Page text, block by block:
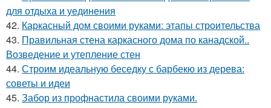
для отдыха и уединения
42. Каркасный дом своими руками: этапы строительства
43. Правильная стена каркасного дома по канадской..
Возведение и утепление стен
44. Строим идеальную беседку с барбекю из дерева:
советы и идеи
45. Забор из профнастила своими руками.